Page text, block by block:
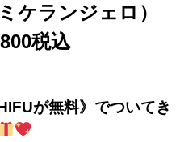
ケランジェロ）
税込
が無料》でついてき